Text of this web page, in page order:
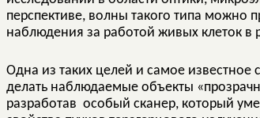
перспективе, волны такого типа можно
наблюдения за работой живых клеток
Одна из таких целей и самое известное
делать наблюдаемые объекты
разработав особый сканер, который